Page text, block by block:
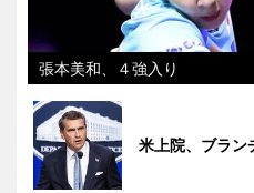
張本美和、４強入り
米上院、ブラン